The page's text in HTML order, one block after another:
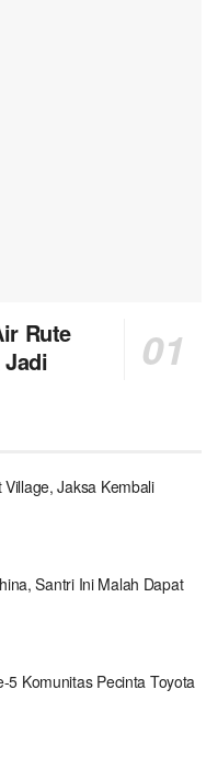
Rute
Jadi
Jaksa Kembali
Santri Ini Malah Dapat
5 Komunitas Pecinta Toyota